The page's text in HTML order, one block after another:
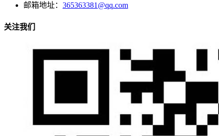
邮箱地址： 365363381@qq.com
关注我们